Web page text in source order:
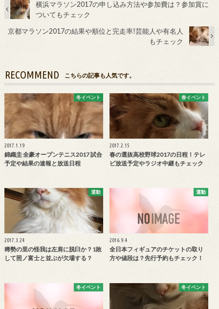
横浜マラソン2017の申し込み方法や参加費は？参加賞に
ついてもチェック
京都マラソン2017の結果や順位と完走率!芸能人や有名人
もチェック
RECOMMEND こちらの記事も人気です。
冬イベント
2017.1.19
錦織圭 全豪オープンテニス2017 試合
予定や結果の速報と放送日程
春イベント
2017.2.15
春の選抜高校野球2017の日程！テレ
ビ放送予定やラジオ中継もチェック
運動
2017.3.24
稀勢の里の怪我は左肩に脱臼か？1敗
して照ノ富士と並ぶが欠場する？
運動
2016.9.4
全日本フィギュアのチケットの取り
方や値段は？先行予約もチェック！
冬イベント 冬イベント